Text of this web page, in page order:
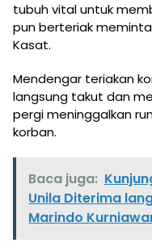
tubuh vital untuk
pun berteriak
Kasat.
Mendengar teriakan
langsung takut dan
pergi meninggalkan
korban.
Baca juga:
Unila Diterima
Marindo